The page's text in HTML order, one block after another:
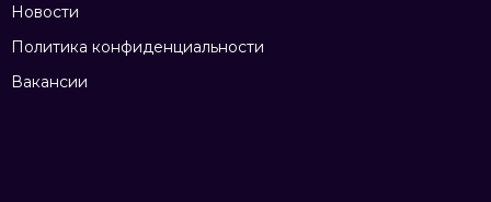
Новости
Политика конфиденциальности
Вакансии